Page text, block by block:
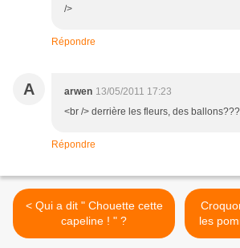
/>
Répondre
A arwen 13/05/2011 17:23
<br /> derrière les fleurs, des
Répondre
< Qui a dit " Chouette cette
capeline ! " ?
les